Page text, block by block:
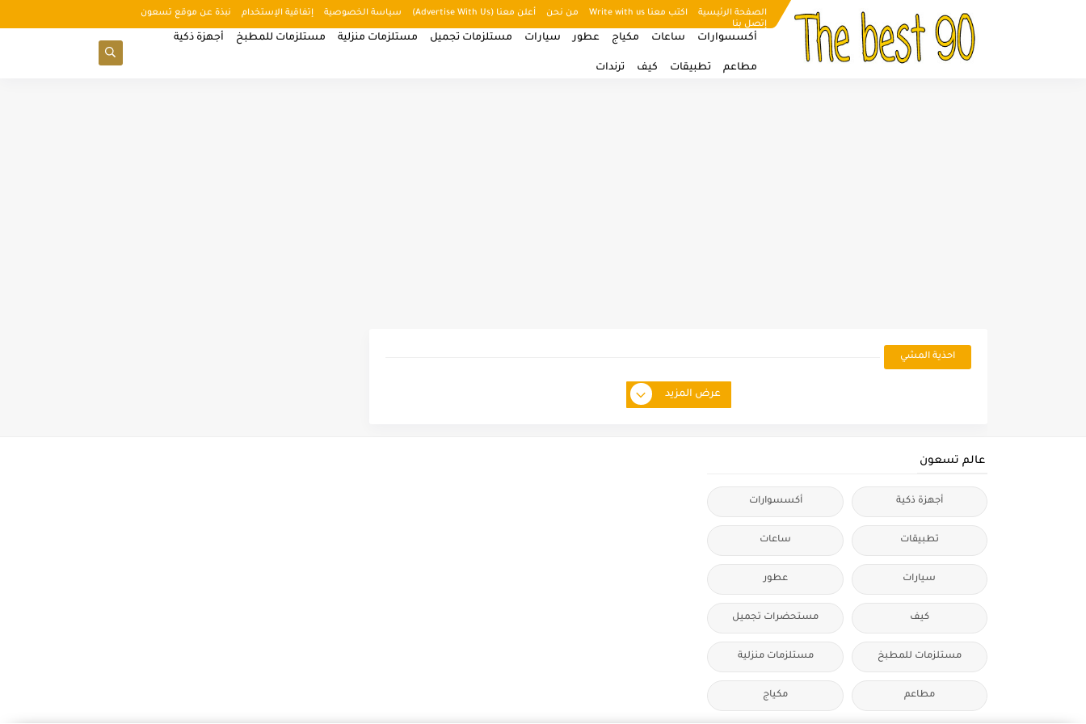
الصفحة الرئيسية اكتب معنا Write with us من نحن أعلن معنا (Advertise With Us) سياسة الخصوصية إتفاقية الإستخدام
نبذة عن موقع تسعون
إتصل بنا
أكسسوارات ساعات مكياج عطور سيارات مستلزمات تجميل مستلزمات منزلية مستلزمات للمطبخ أجهزة ذكية
مطاعم تطبيقات كيف ترندات
احذية المشي
عرض المزيد
عالم تسعون
أجهزة ذكية أكسسوارات
تطبيقات ساعات
سيارات عطور
كيف مستحضرات تجميل
مستلزمات للمطبخ مستلزمات منزلية
مطاعم مكياج